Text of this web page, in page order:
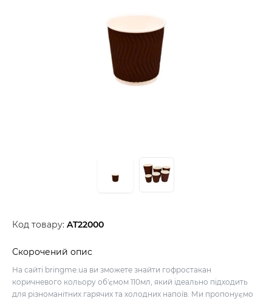
Код товару: AT22000
Скорочений опис
На сайті bringme.ua ви зможете знайти гофростакан
коричневого кольору об'ємом 110мл, який ідеально підходить
для різноманітних гарячих та холодних напоїв. Ми пропонуємо